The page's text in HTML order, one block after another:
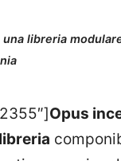
libreria
Opus
libreria